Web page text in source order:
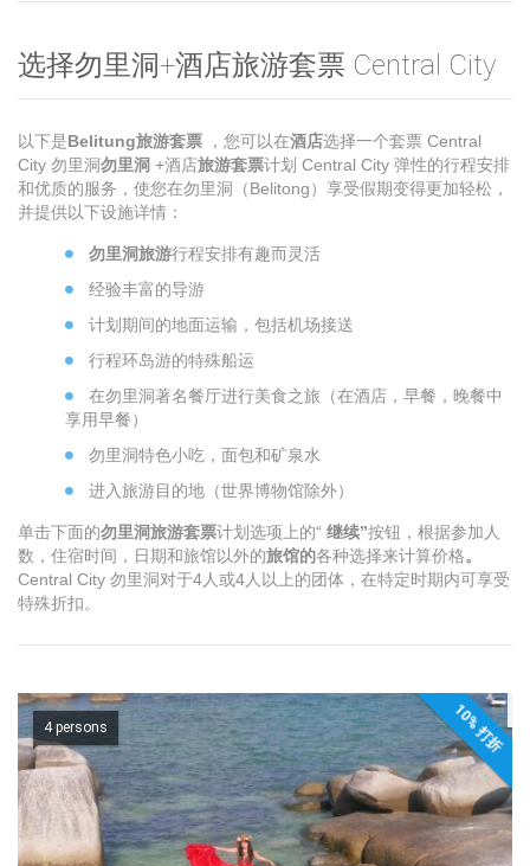
选择勿里洞+酒店旅游套票 Central City
以下是Belitung旅游套票 ，您可以在酒店选择一个套票 Central
City 勿里洞勿里洞 +酒店旅游套票计划 Central City 弹性的行程安排
和优质的服务，使您在勿里洞（Belitong）享受假期变得更加轻松，
并提供以下设施详情：
勿里洞旅游行程安排有趣而灵活
经验丰富的导游
计划期间的地面运输，包括机场接送
行程环岛游的特殊船运
在勿里洞著名餐厅进行美食之旅（在酒店，早餐，晚餐中
享用早餐）
勿里洞特色小吃，面包和矿泉水
进入旅游目的地（世界博物馆除外）
单击下面的勿里洞旅游套票计划选项上的“ 继续”按钮，根据参加人
数，住宿时间，日期和旅馆以外的旅馆的各种选择来计算价格。
Central City 勿里洞对于4人或4人以上的团体，在特定时期内可享受
特殊折扣。
4 persons 10% 打折